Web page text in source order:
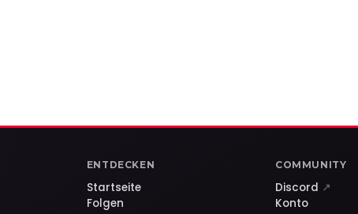
ENTDECKEN
Startseite
Folgen
COMMUNITY
Discord ↗
Konto